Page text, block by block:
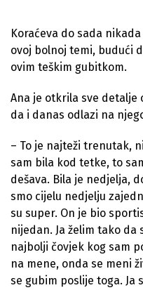
Koraćeva do sada
ovoj bolnoj temi, budući
ovim teškim gubitkom.
Ana je otkrila sve detalje
da i danas odlazi na
– To je najteži trenutak,
sam bila kod tetke, to
dešava. Bila je nedjelja,
smo cijelu nedjelju
su super. On je bio
nijedan. Ja želim tako da
najbolji čovjek kog sam
na mene, onda se meni
se gubim poslije toga.